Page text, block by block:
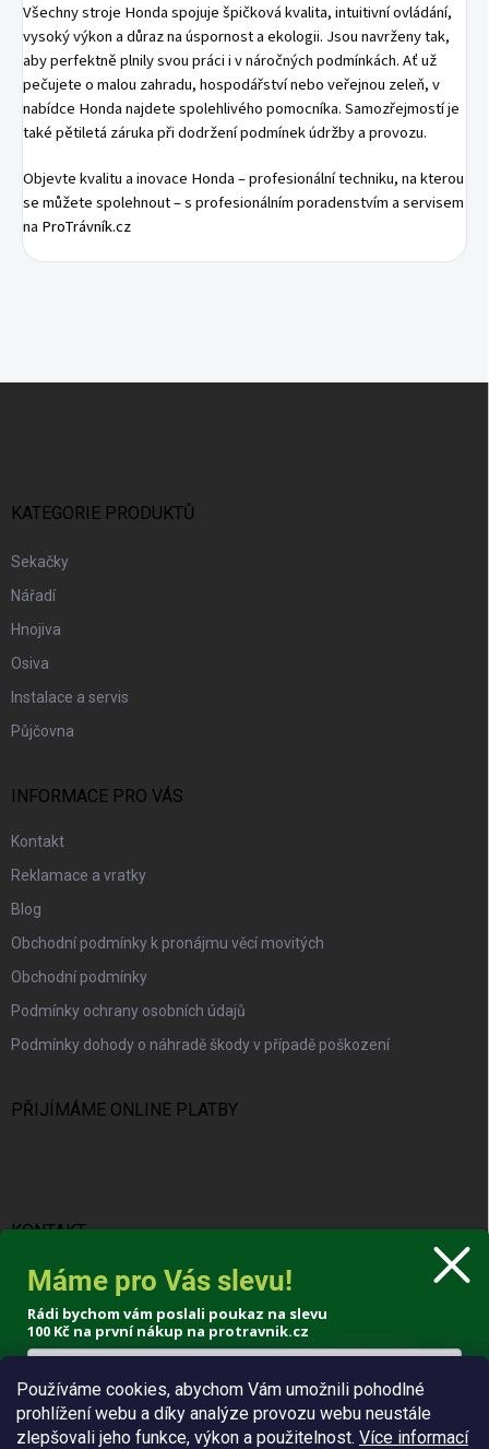
Používáme cookies, abychom Vám umožnili pohodlné
prohlížení webu a díky analýze provozu webu neustále
zlepšovali jeho funkce, výkon a použitelnost. Více informací
Všechny stroje Honda spojuje špičková kvalita, intuitivní ovládání,
vysoký výkon a důraz na úspornost a ekologii. Jsou navrženy tak,
aby perfektně plnily svou práci i v náročných podmínkách. Ať už
pečujete o malou zahradu, hospodářství nebo veřejnou zeleň, v
nabídce Honda najdete spolehlivého pomocníka. Samozřejmostí je
také pětiletá záruka při dodržení podmínek údržby a provozu.
Objevte kvalitu a inovace Honda – profesionální techniku, na kterou
se můžete spolehnout – s profesionálním poradenstvím a servisem
na ProTrávník.cz
KATEGORIE PRODUKTŮ
Sekačky
Nářadí
Hnojiva
Osiva
Instalace a servis
Půjčovna
INFORMACE PRO VÁS
Kontakt
Reklamace a vratky
Blog
Obchodní podmínky k pronájmu věcí movitých
Obchodní podmínky
Podmínky ochrany osobních údajů
Podmínky dohody o náhradě škody v případě poškození
PŘIJÍMÁME ONLINE PLATBY
KONTAKT
info@protravnik.cz
+420 724 308 341
Máme pro Vás slevu!
Rádi bychom vám poslali poukaz na slevu
100 Kč na první nákup na protravnik.cz
Poslat voucher